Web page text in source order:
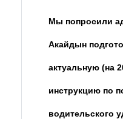
Мы попросили
Акайдын
актуальную (на
инструкцию по
водительского